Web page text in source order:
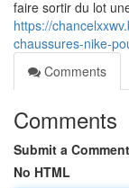
faire sortir du lot
https://
chaussures-nike-
Comments
Comments
Submit a Comment
No HTML